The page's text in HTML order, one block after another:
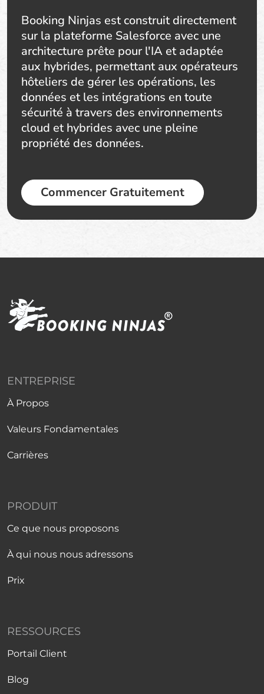
Booking Ninjas est construit directement
sur la plateforme Salesforce avec une
architecture prête pour l'IA et adaptée
aux hybrides, permettant aux opérateurs
hôteliers de gérer les opérations, les
données et les intégrations en toute
sécurité à travers des environnements
cloud et hybrides avec une pleine
propriété des données.
Commencer Gratuitement
ENTREPRISE
À Propos
Valeurs Fondamentales
Carrières
PRODUIT
Ce que nous proposons
À qui nous nous adressons
Prix
RESSOURCES
Portail Client
Blog